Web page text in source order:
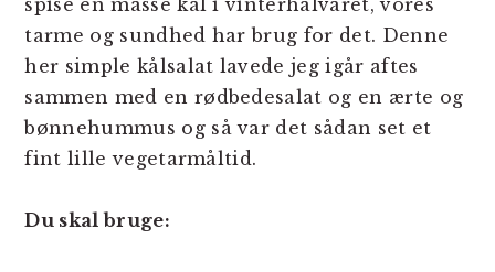
spise en masse kål i vinterhalvåret, vores
tarme og sundhed har brug for det. Denne
her simple kålsalat lavede jeg igår aftes
sammen med en rødbedesalat og en ærte og
bønnehummus og så var det sådan set et
fint lille vegetarmåltid.
Du skal bruge: